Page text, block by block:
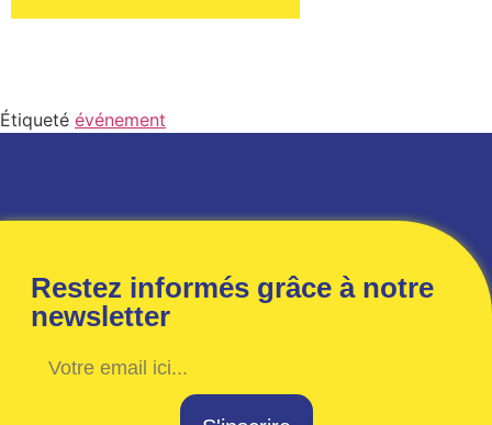
Étiqueté événement
Restez informés grâce à notre
newsletter